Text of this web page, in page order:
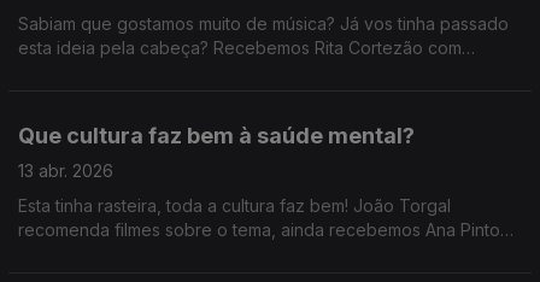
Sabiam que gostamos muito de música? Já vos tinha passado
esta ideia pela cabeça? Recebemos Rita Cortezão com
Que cultura faz bem à saúde mental?
13 abr. 2026
Esta tinha rasteira, toda a cultura faz bem! João Torgal
recomenda filmes sobre o tema, ainda recebemos Ana Pinto